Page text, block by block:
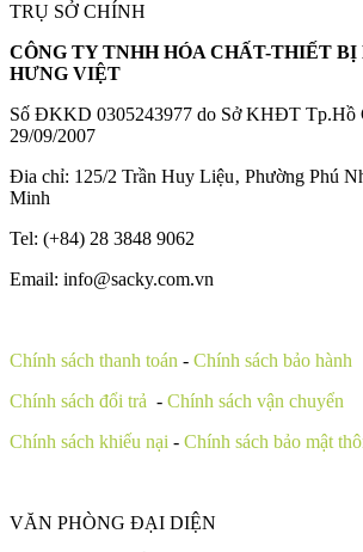
TRỤ SỞ CHÍNH
CÔNG TY TNHH HÓA CHẤT-THIẾT BỊ
HƯNG VIỆT
Số ĐKKD 0305243977 do Sở KHĐT Tp.Hồ
29/09/2007
Đia chỉ: 125/2 Trần Huy Liệu‚ Phường Phú
Minh
Tel: (+84) 28 3848 9062
Email: info@sacky.com.vn
Chính sách thanh toán - Chính sách bảo hành
Chính sách đổi trả - Chính sách vận chuyển
Chính sách khiếu nại - Chính sách bảo mật
VĂN PHÒNG ĐẠI DIỆN